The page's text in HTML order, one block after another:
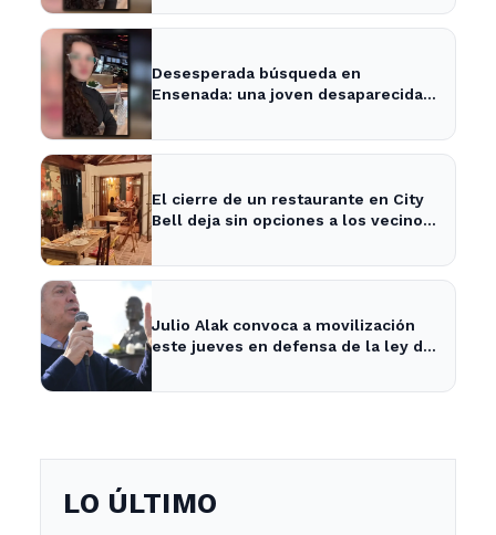
Desesperada búsqueda en
Ensenada: una joven desaparecida
El cierre de un restaurante en City
Bell deja sin opciones a los vecinos
Julio Alak convoca a movilización
este jueves en defensa de la ley de
LO ÚLTIMO